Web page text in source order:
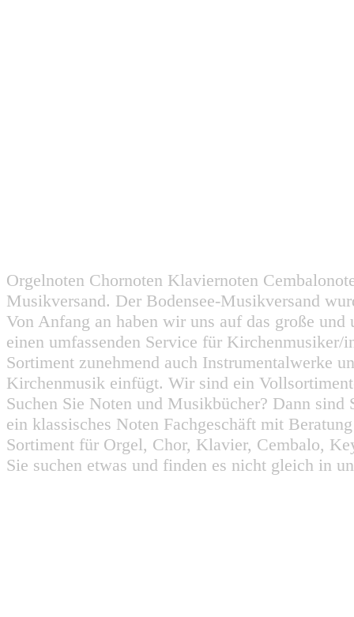
Orgelnoten Chornoten Klaviernoten
Musikversand. Der Bodensee-Musikversand
Von Anfang an haben wir uns auf das große
einen umfassenden Service für
Sortiment zunehmend auch Instrumentalwerke
Kirchenmusik einfügt. Wir sind ein
Suchen Sie Noten und Musikbücher? Dann
ein klassisches Noten Fachgeschäft mit
Sortiment für Orgel, Chor, Klavier, Cembalo,
Sie suchen etwas und finden es nicht gleich in